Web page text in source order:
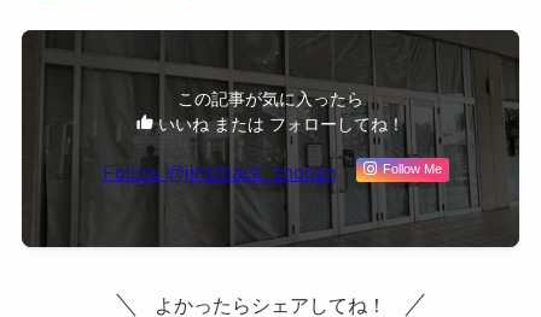
この記事が気に入ったら
いいね または フォローしてね！
Follow @jimohack_shonan Follow Me
よかったらシェアしてね！